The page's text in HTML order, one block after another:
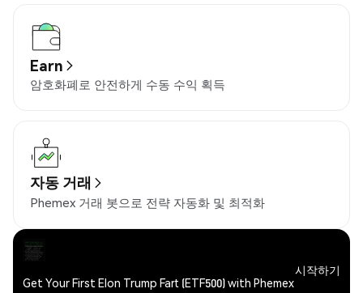
Earn
암호화폐로 안전하게 수동 수익 획득
자동 거래
Phemex 거래 봇으로 전략 자동화 및 최적화
Get Your First Elon Trump Fart (ETF500) with Phemex
시작하기